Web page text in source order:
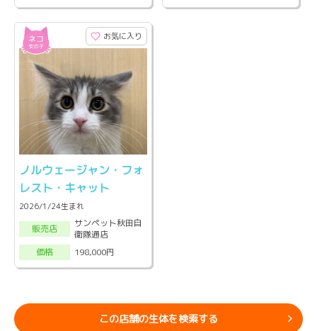
お気に入り
ノルウェージャン・フォ
レスト・キャット
2026/1/24生まれ
販売店
サンペット秋田自
衛隊通店
価格
198,000円
この店舗の生体を検索する